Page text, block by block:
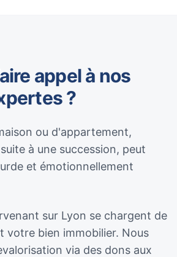
appel à nos
?
ou d'appartement,
à une succession, peut
et émotionnellement
sur Lyon se chargent de
votre bien immobilier. Nous
via des dons aux